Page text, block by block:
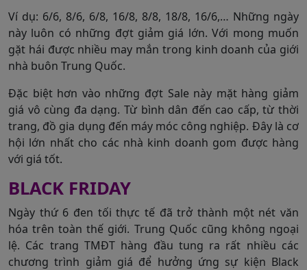
Ví dụ: 6/6, 8/6, 6/8, 16/8, 8/8, 18/8, 16/6,… Những ngày
này luôn có những đợt giảm giá lớn. Với mong muốn
gặt hái được nhiều may mắn trong kinh doanh của giới
nhà buôn Trung Quốc.
Đặc biệt hơn vào những đợt Sale này mặt hàng giảm
giá vô cùng đa dạng. Từ bình dân đến cao cấp, từ thời
trang, đồ gia dụng đến máy móc công nghiệp. Đây là cơ
hội lớn nhất cho các nhà kinh doanh gom được hàng
với giá tốt.
BLACK FRIDAY
Ngày thứ 6 đen tối thực tế đã trở thành một nét văn
hóa trên toàn thế giới. Trung Quốc cũng không ngoại
lệ. Các trang TMĐT hàng đầu tung ra rất nhiều các
chương trình giảm giá để hưởng ứng sự kiện Black